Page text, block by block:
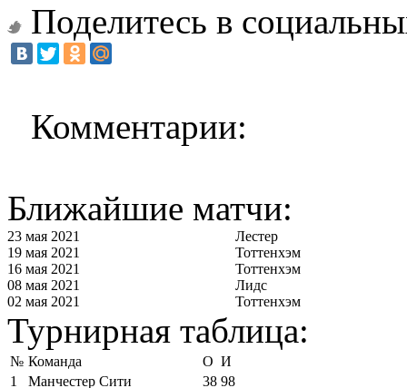
Поделитесь в
Комментарии:
Ближайшие матчи:
23 мая 2021
Лестер
19 мая 2021
Тоттенхэм
16 мая 2021
Тоттенхэм
08 мая 2021
Лидс
02 мая 2021
Тоттенхэм
Турнирная таблица:
№ Команда О И
1
Манчестер Сити 38 98